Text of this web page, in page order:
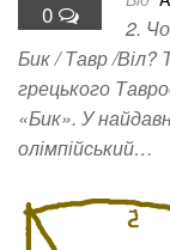
0
2.
Бик / Тавр /Віл?
грецького
«Бик». У
олімпійський…